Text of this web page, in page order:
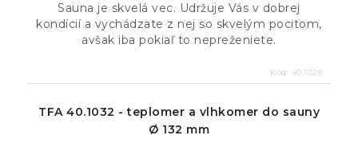
Sauna je skvelá vec. Udržuje Vás v dobrej
kondícií a vychádzate z nej so skvelým pocitom,
avšak iba pokiaľ to nepreženiete.
Kód: 40.1028
TFA 40.1032 - teplomer a vlhkomer do sauny
Ø 132 mm